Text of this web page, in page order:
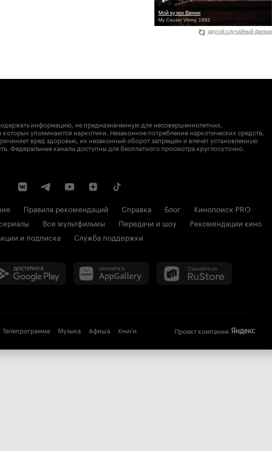
Мой кузен Винни
My Cousin Vinny, 1992
другой случайный фильм
информацию, не предназначенную для несовершеннолетних.
упоминаются наркотики. Незаконное потребление наркотических средств,
вред здоровью, их незаконный оборот запрещён и влечёт установленную
Федеральные каналы доступны для бесплатного просмотра круглосуточно.
Правила рекомендаций Справка Блог
Кинопоиск PRO
Все мультфильмы Передачи и шоу
Рекомендации кино
и подписка
Служба поддержки
Телепрограмма Музыка Афиша Книги Проект компании